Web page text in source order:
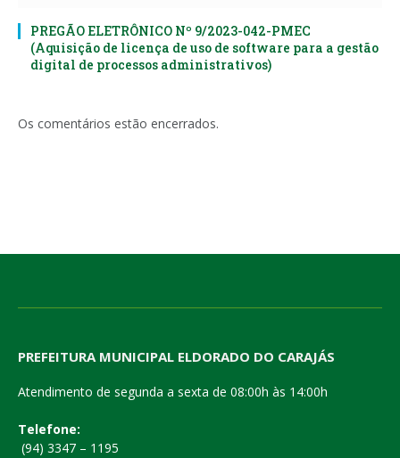
PREGÃO ELETRÔNICO Nº 9/2023-042-PMEC
(Aquisição de licença de uso de software para a gestão
digital de processos administrativos)
Os comentários estão encerrados.
PREFEITURA MUNICIPAL ELDORADO DO CARAJÁS
Atendimento de segunda a sexta de 08:00h às 14:00h
Telefone:
(94) 3347 – 1195